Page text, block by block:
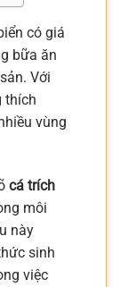
có giá
bữa ăn
Với
thích
vùng
cá trích
môi
này
sinh
việc